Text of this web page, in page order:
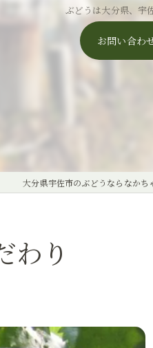
ぶどうは大分県、宇
お問い合わ
大分県宇佐市のぶどうならなかち
わり